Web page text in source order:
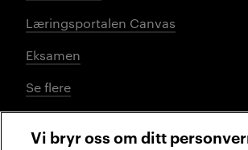
Læringsportalen Canvas
Eksamen
Se flere
Vi bryr oss om ditt